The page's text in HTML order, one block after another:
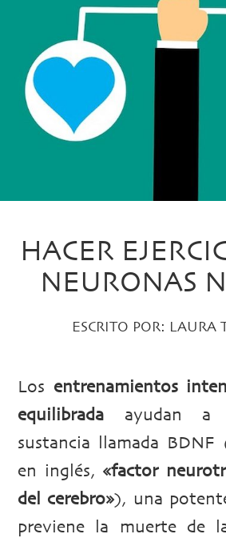
HACER
NEURONAS
ESCRITO POR: LAURA
Los entrenamientos
equilibrada ayudan a
sustancia llamada BDNF
en inglés, «factor
del cerebro»), una
previene la muerte de